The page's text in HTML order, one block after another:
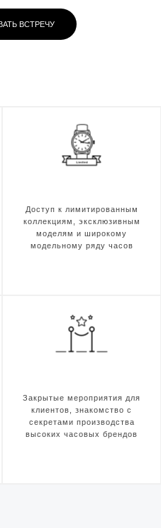
ВСТРЕЧУ
Доступ к лимитированным
коллекциям, эксклюзивным
моделям и широкому
модельному ряду часов
Закрытые мероприятия для
клиентов, знакомство с
секретами производства
высоких часовых брендов